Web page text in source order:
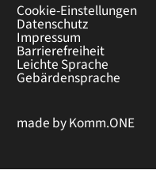
Cookie-Einstellungen
Datenschutz
Impressum
Barrierefreiheit
Leichte Sprache
Gebärdensprache
made byKomm.ONE